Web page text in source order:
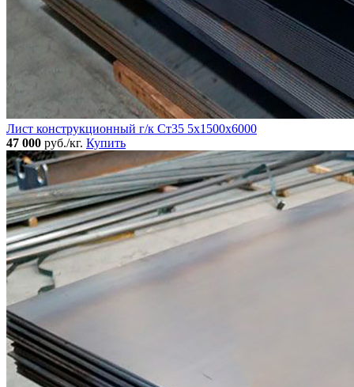
Лист конструкционный г/к Ст35 5х1500х6000
47 000 руб./кг. Купить